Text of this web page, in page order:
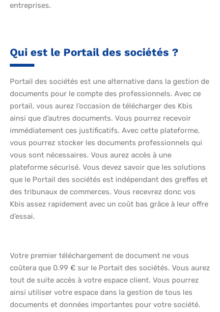
entreprises.
Qui est le Portail des sociétés ?
Portail des sociétés est une alternative dans la gestion de
documents pour le compte des professionnels. Avec ce
portail, vous aurez l’occasion de télécharger des Kbis
ainsi que d’autres documents. Vous pourrez recevoir
immédiatement ces justificatifs. Avec cette plateforme,
vous pourrez stocker les documents professionnels qui
vous sont nécessaires. Vous aurez accès à une
plateforme sécurisé. Vous devez savoir que les solutions
que le Portail des sociétés est indépendant des greffes et
des tribunaux de commerces. Vous recevrez donc vos
Kbis assez rapidement avec un coût bas grâce à leur offre
d’essai.
Votre premier téléchargement de document ne vous
coûtera que 0.99 € sur le Portait des sociétés. Vous aurez
tout de suite accès à votre espace client. Vous pourrez
ainsi utiliser votre espace dans la gestion de tous les
documents et données importantes pour votre société.